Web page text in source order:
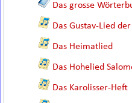
Das grosse
Das Gustav-Lied
Das Heimatlied
Das Hohelied
Das Karolisser-Heft